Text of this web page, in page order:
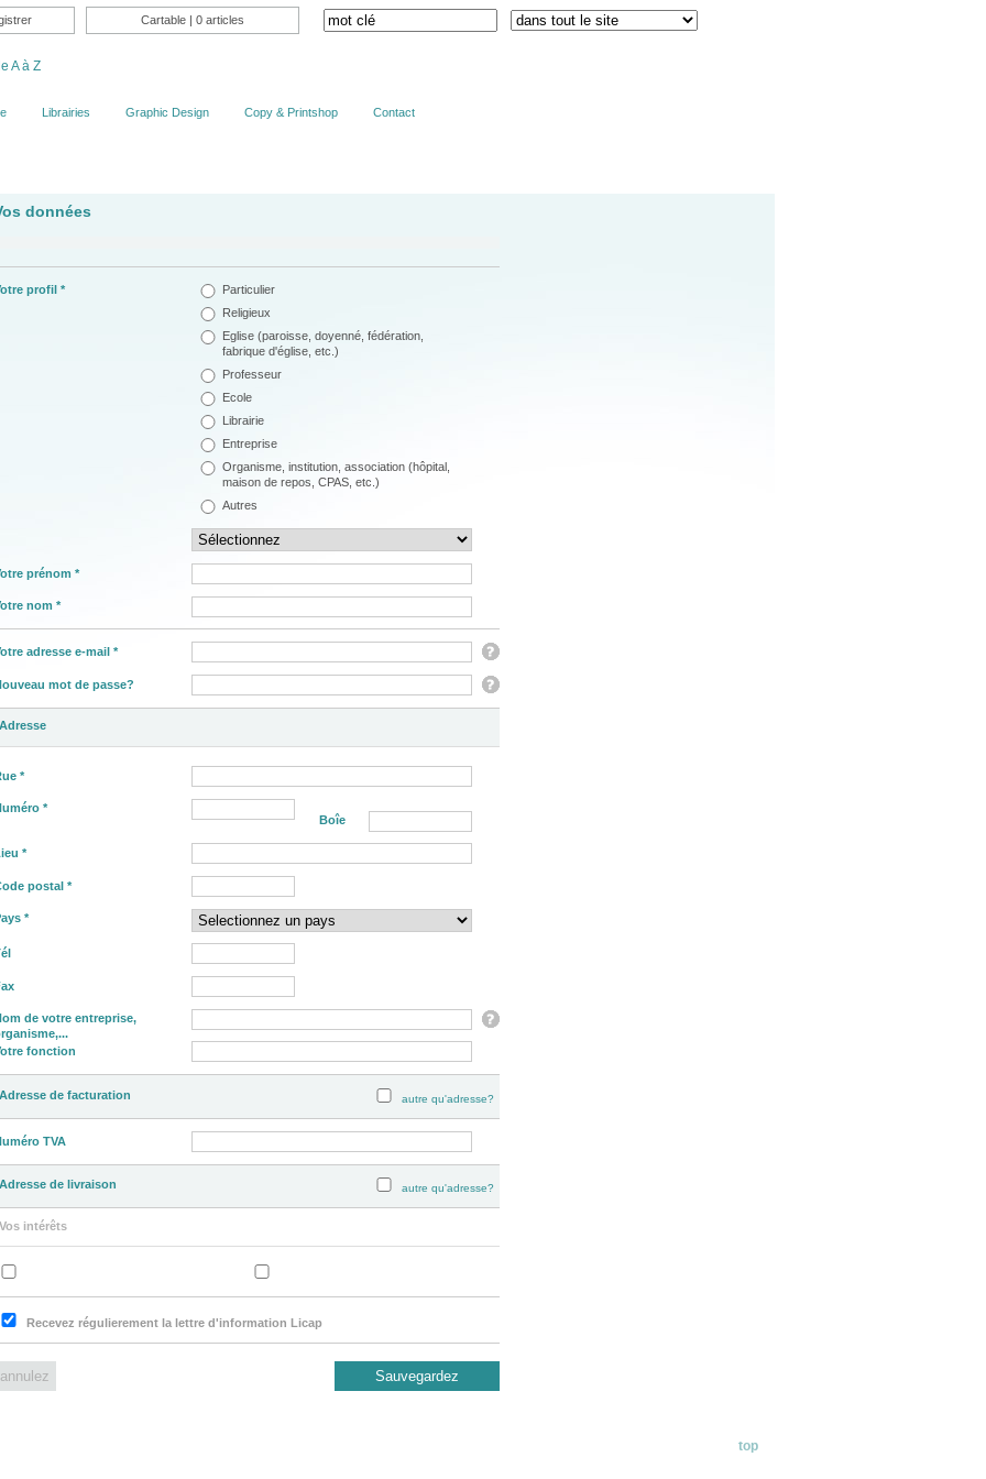
Cartable | 0 articles
A à Z
Librairies Graphic Design Copy & Printshop Contact
données
profil *
Particulier
Religieux
Eglise (paroisse, doyenné, fédération,
fabrique d'église, etc.)
Professeur
Ecole
Librairie
Entreprise
Organisme, institution, association (hôpital,
maison de repos, CPAS, etc.)
Autres
prénom *
nom *
adresse e-mail *
mot de passe?
Adresse
*
*
Boîe
*
postal *
*
de votre entreprise,
fonction
Adresse de facturation autre qu'adresse?
TVA
Adresse de livraison autre qu'adresse?
Vos intérêts
Recevez régulierement la lettre d'information Licap
top